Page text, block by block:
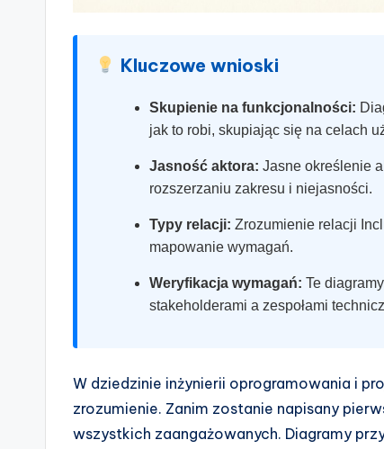
Kluczowe wnioski
Skupienie na funkcjonalności:
jak to robi, skupiając się na celach
Jasność aktora: Jasne określenie
rozszerzaniu zakresu i niejasności.
Typy relacji: Zrozumienie relacji
mapowanie wymagań.
Weryfikacja wymagań: Te
stakeholderami a zespołami
W dziedzinie inżynierii oprogramowania i
zrozumienie. Zanim zostanie napisany
wszystkich zaangażowanych. Diagramy